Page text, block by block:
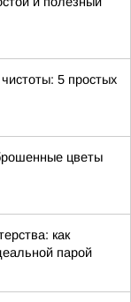
5 простых
цветы
как
парой